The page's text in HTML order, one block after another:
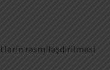
rəsmiləşdirilməsi